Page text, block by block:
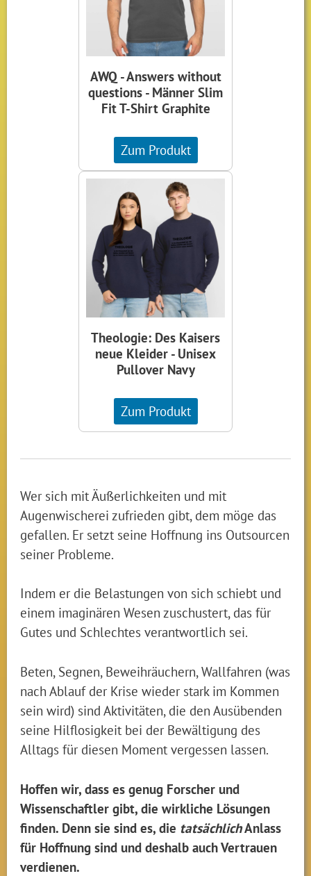
AWQ - Answers without
questions - Männer Slim
Fit T-Shirt Graphite
Zum Produkt
Theologie: Des Kaisers
neue Kleider - Unisex
Pullover Navy
Zum Produkt
Wer sich mit Äußerlichkeiten und mit
Augenwischerei zufrieden gibt, dem möge das
gefallen. Er setzt seine Hoffnung ins Outsourcen
seiner Probleme.
Indem er die Belastungen von sich schiebt und
einem imaginären Wesen zuschustert, das für
Gutes und Schlechtes verantwortlich sei.
Beten, Segnen, Beweihräuchern, Wallfahren (was
nach Ablauf der Krise wieder stark im Kommen
sein wird) sind Aktivitäten, die den Ausübenden
seine Hilflosigkeit bei der Bewältigung des
Alltags für diesen Moment vergessen lassen.
Hoffen wir, dass es genug Forscher und
Wissenschaftler gibt, die wirkliche Lösungen
finden. Denn sie sind es, die tatsächlichAnlass
für Hoffnung sind und deshalb auch Vertrauen
verdienen.